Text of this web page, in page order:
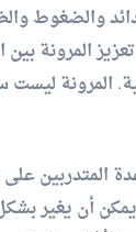
والضغوط
المرونة
المرونة
المتدربين
أن يغير